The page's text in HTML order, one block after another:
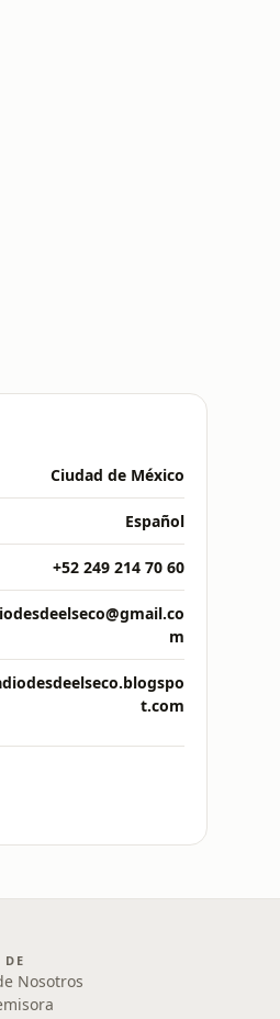
Ciudad de México
Español
+52 249 214 70 60
m
t.com
DE
Nosotros